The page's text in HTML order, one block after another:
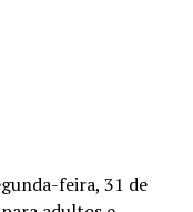
feira, 31 de